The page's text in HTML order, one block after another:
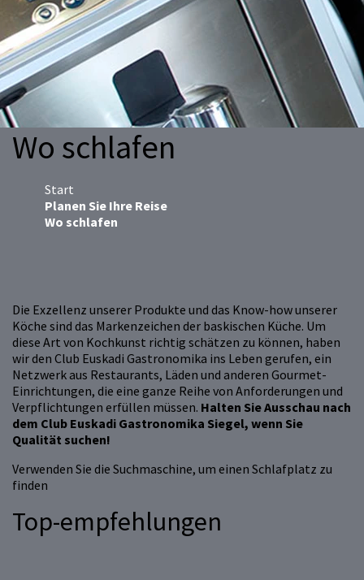
Wo schlafen
Start
Planen Sie Ihre Reise
Wo schlafen
Die Exzellenz unserer Produkte und das Know-how unserer
Köche sind das Markenzeichen der baskischen Küche. Um
diese Art von Kochkunst richtig schätzen zu können, haben
wir den Club Euskadi Gastronomika ins Leben gerufen, ein
Netzwerk aus Restaurants, Läden und anderen Gourmet-
Einrichtungen, die eine ganze Reihe von Anforderungen und
Verpflichtungen erfüllen müssen. Halten Sie Ausschau nach
dem Club Euskadi Gastronomika Siegel, wenn Sie
Qualität suchen!
Verwenden Sie die Suchmaschine, um einen Schlafplatz zu
finden
Top-empfehlungen